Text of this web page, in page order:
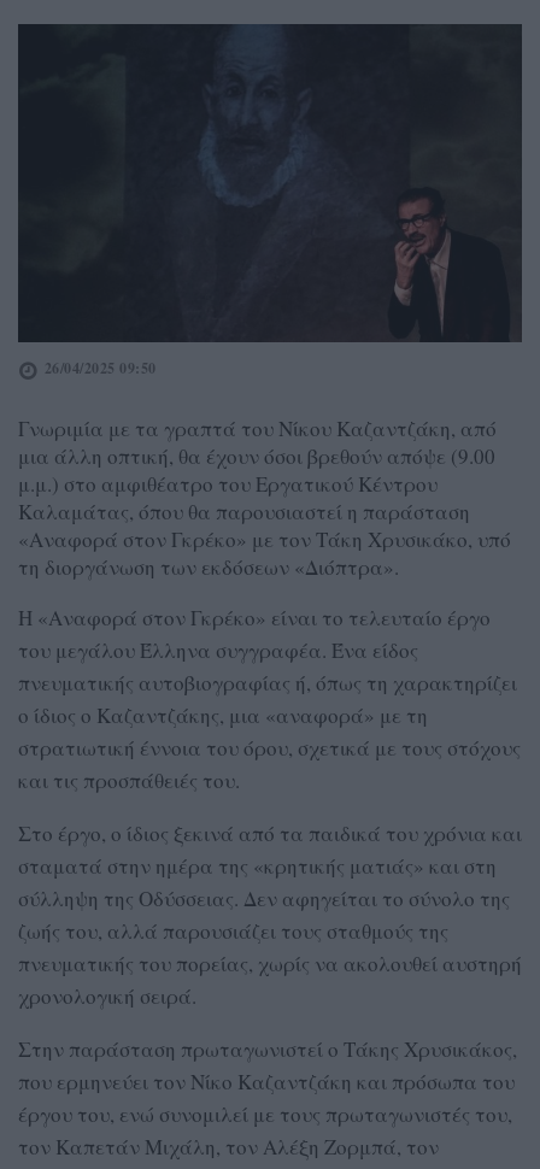
26/04/2025 09:50
Γνωριμία με τα γραπτά του Νίκου Καζαντζάκη, από
μια άλλη οπτική, θα έχουν όσοι βρεθούν απόψε (9.00
μ.μ.) στο αμφιθέατρο του Εργατικού Κέντρου
Καλαμάτας, όπου θα παρουσιαστεί η παράσταση
«Αναφορά στον Γκρέκο» με τον Τάκη Χρυσικάκο, υπό
τη διοργάνωση των εκδόσεων «Διόπτρα».
Η «Αναφορά στον Γκρέκο» είναι το τελευταίο έργο
του μεγάλου Έλληνα συγγραφέα. Ένα είδος
πνευματικής αυτοβιογραφίας ή, όπως τη χαρακτηρίζει
ο ίδιος ο Καζαντζάκης, μια «αναφορά» με τη
στρατιωτική έννοια του όρου, σχετικά με τους στόχους
και τις προσπάθειές του.
Στο έργο, ο ίδιος ξεκινά από τα παιδικά του χρόνια και
σταματά στην ημέρα της «κρητικής ματιάς» και στη
σύλληψη της Οδύσσειας. Δεν αφηγείται το σύνολο της
ζωής του, αλλά παρουσιάζει τους σταθμούς της
πνευματικής του πορείας, χωρίς να ακολουθεί αυστηρή
χρονολογική σειρά.
Στην παράσταση πρωταγωνιστεί ο Τάκης Χρυσικάκος,
που ερμηνεύει τον Νίκο Καζαντζάκη και πρόσωπα του
έργου του, ενώ συνομιλεί με τους πρωταγωνιστές του,
τον Καπετάν Μιχάλη, τον Αλέξη Ζορμπά, τον